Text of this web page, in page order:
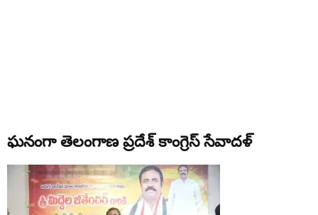
ఘనంగా తెలంగాణ ప్రదేశ్ కాంగ్రెస్ సేవాదళ్